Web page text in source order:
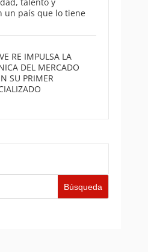
un país que lo tiene
RE IMPULSA LA
DEL MERCADO
SU PRIMER